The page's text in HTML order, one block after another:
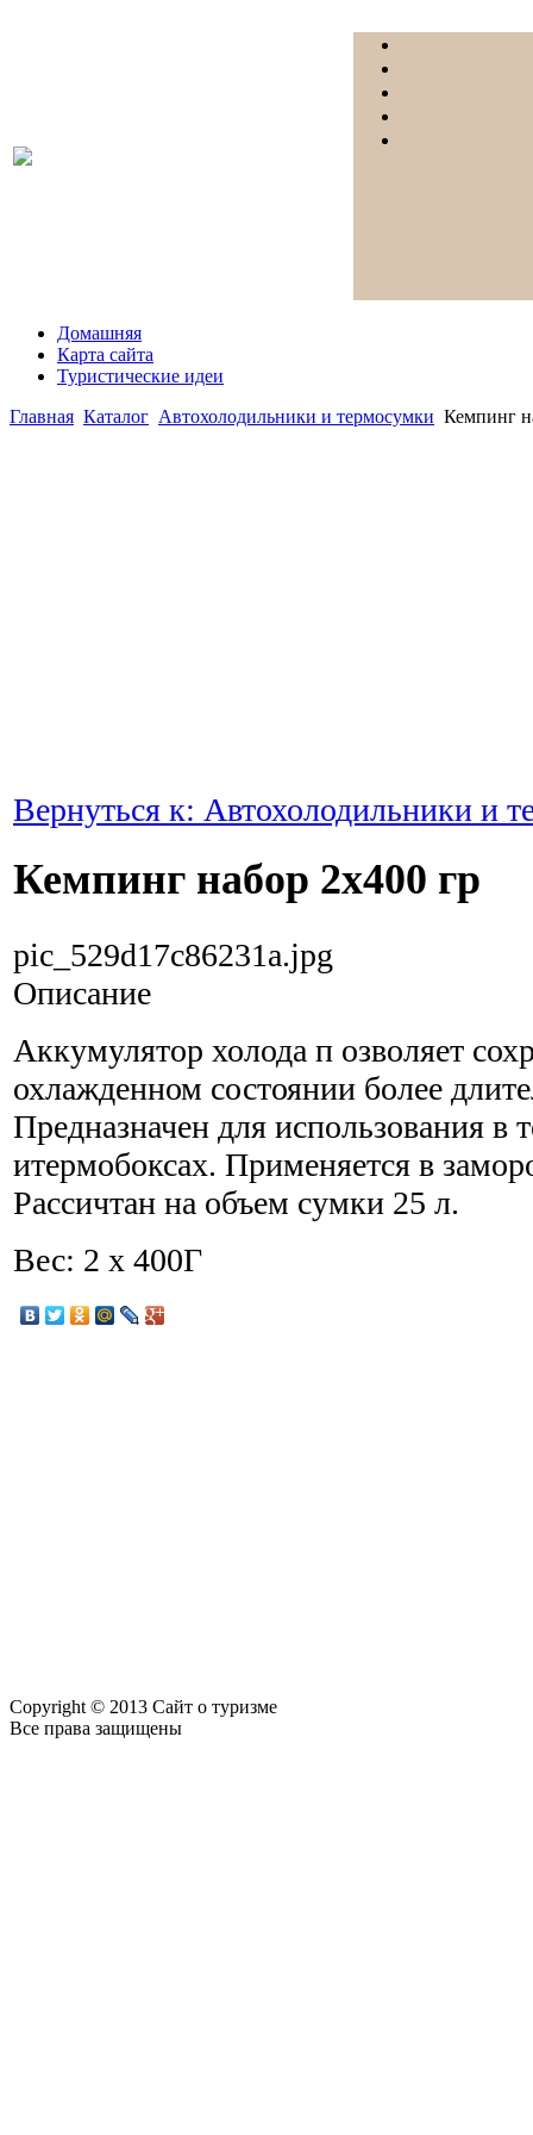
Домашняя
Карта сайта
Туристические идеи
Главная Каталог Автохолодильники и термосумки Кемпинг
Вернуться к: Автохолодильники и
Кемпинг набор 2х400 гр
pic_529d17c86231a.jpg
Описание
Аккумулятор холода п озволяет
охлажденном состоянии более
Предназначен для использования в
итермобоксах. Применяется в
Рассичтан на объем сумки 25 л.
Вес: 2 х 400Г
Copyright © 2013 Сайт о туризме
Все права защищены